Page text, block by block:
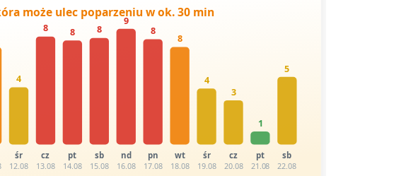
może ulec poparzeniu w ok. 30 min
4
śr
12.08
8
cz
13.08
8
pt
14.08
8
sb
15.08
9
nd
16.08
8
pn
17.08
8
wt
18.08
4
śr
19.08
3
cz
20.08
1
pt
21.08
5
sb
22.08